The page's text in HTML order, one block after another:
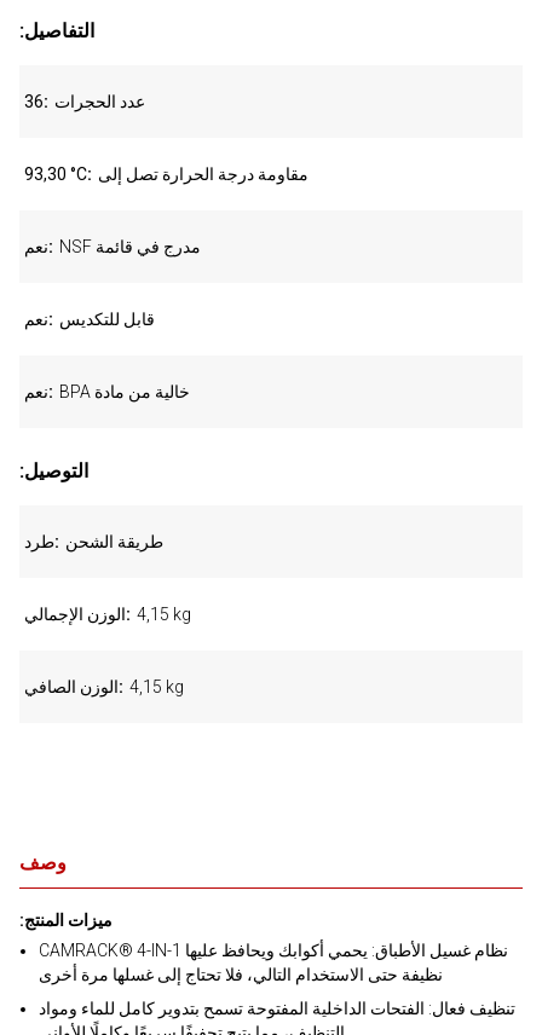
وصف
:ميزات المنتج
CAMRACK® 4-IN-1 نظام غسيل الأطباق: يحمي أكوابك ويحافظ عليها
نظيفة حتى الاستخدام التالي، فلا تحتاج إلى غسلها مرة أخرى
تنظيف فعال: الفتحات الداخلية المفتوحة تسمح بتدوير كامل للماء ومواد
:التفاصيل
36 عدد الحجرات
93,30 °C مقاومة درجة الحرارة تصل إلى
نعم NSF مدرج في قائمة
نعم قابل للتكديس
نعم BPA خالية من مادة
:التوصيل
طرد طريقة الشحن
الوزن الإجمالي 4,15 kg
الوزن الصافي 4,15 kg